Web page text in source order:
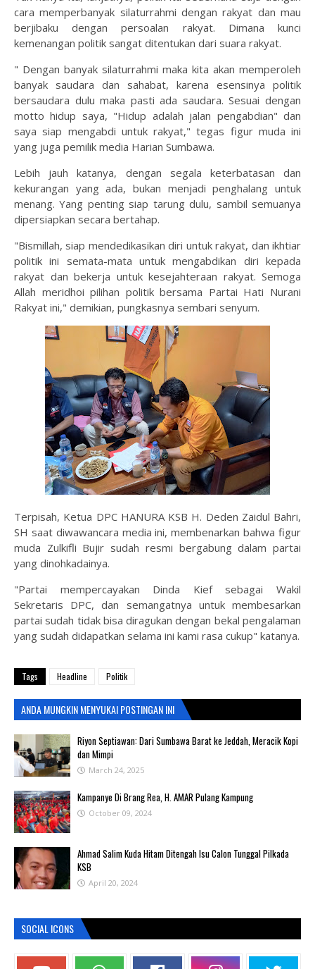
cara memperbanyak silaturrahmi dengan rakyat dan mau
berjibaku dengan persoalan rakyat. Dimana kunci
kemenangan politik sangat ditentukan dari suara rakyat.
" Dengan banyak silaturrahmi maka kita akan memperoleh
banyak saudara dan sahabat, karena esensinya politik
bersaudara dulu maka pasti ada saudara. Sesuai dengan
motto hidup saya, "Hidup adalah jalan pengabdian" dan
saya siap mengabdi untuk rakyat," tegas figur muda ini
yang juga pemilik media Harian Sumbawa.
Lebih jauh katanya, dengan segala keterbatasan dan
kekurangan yang ada, bukan menjadi penghalang untuk
menang. Yang penting siap tarung dulu, sambil semuanya
dipersiapkan secara bertahap.
"Bismillah, siap mendedikasikan diri untuk rakyat, dan ikhtiar
politik ini semata-mata untuk mengabdikan diri kepada
rakyat dan bekerja untuk kesejahteraan rakyat. Semoga
Allah meridhoi pilihan politik bersama Partai Hati Nurani
Rakyat ini," demikian, pungkasnya sembari senyum.
Terpisah, Ketua DPC HANURA KSB H. Deden Zaidul Bahri,
SH saat diwawancara media ini, membenarkan bahwa figur
muda Zulkifli Bujir sudah resmi bergabung dalam partai
yang dinohkadainya.
"Partai mempercayakan Dinda Kief sebagai Wakil
Sekretaris DPC, dan semangatnya untuk membesarkan
partai sudah tidak bisa diragukan dengan bekal pengalaman
yang sudah didapatkan selama ini kami rasa cukup" katanya.
Tags Headline Politik
ANDA MUNGKIN MENYUKAI POSTINGAN INI
Riyon Septiawan: Dari Sumbawa Barat ke Jeddah, Meracik Kopi
dan Mimpi
March 24, 2025
Kampanye Di Brang Rea, H. AMAR Pulang Kampung
October 09, 2024
Ahmad Salim Kuda Hitam Ditengah Isu Calon Tunggal Pilkada
KSB
April 20, 2024
SOCIAL ICONS